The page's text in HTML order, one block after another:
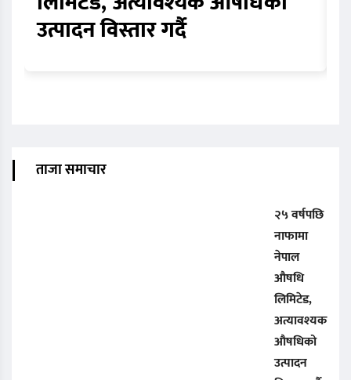
उत्पादन विस्तार गर्दै
ताजा समाचार
२५ वर्षपछि
नाफामा
नेपाल
औषधि
लिमिटेड,
अत्यावश्यक
औषधिको
उत्पादन